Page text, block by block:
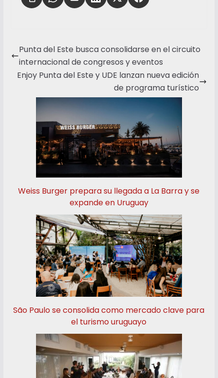
Punta del Este busca consolidarse en el circuito
internacional de congresos y eventos
Enjoy Punta del Este y UDE lanzan nueva edición
de programa turístico
Weiss Burger prepara su llegada a La Barra y se
expande en Uruguay
São Paulo se consolida como mercado clave para
el turismo uruguayo